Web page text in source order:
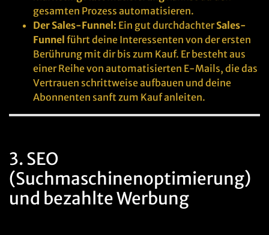
gesamten Prozess automatisieren.
Der Sales-Funnel: Ein gut durchdachterSales-
Funnel führt deine Interessenten von der ersten
Berührung mit dir bis zum Kauf. Er besteht aus
einer Reihe von automatisierten E-Mails, die das
Vertrauen schrittweise aufbauen und deine
Abonnenten sanft zum Kauf anleiten.
3. SEO
(Suchmaschinenoptimierung)
und bezahlte Werbung